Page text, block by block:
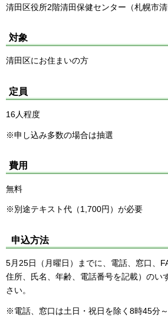
清田区役所2階清田保健センター（札幌市
対象
清田区にお住まいの方
定員
16人程度
※申し込み多数の場合は抽選
費用
無料
※別途テキスト代（1,700円）が必要
申込方法
5月25日（月曜日）までに、電話、窓口、
住所、氏名、年齢、電話番号を記載）のい
さい。
※電話、窓口は土日・祝日を除く8時45分